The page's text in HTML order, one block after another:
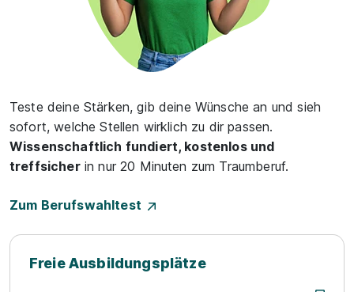
Teste deine Stärken, gib deine Wünsche an und sieh
sofort, welche Stellen wirklich zu dir passen.
Wissenschaftlich fundiert, kostenlos und
treffsicherin nur 20 Minuten zum Traumberuf.
Zum Berufswahltest
Freie Ausbildungsplätze